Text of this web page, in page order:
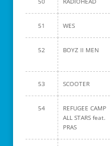
51 WES
52 BOYZ II MEN
53 SCOOTER
54
REFUGEE CAMP
ALL STARS feat.
PRAS